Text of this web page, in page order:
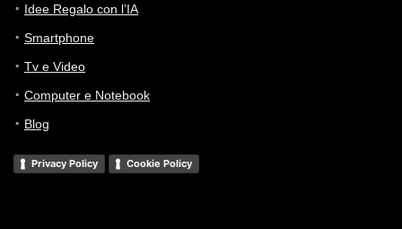
Idee Regalo con l’IA
Smartphone
Tv e Video
Computer e Notebook
Blog
Privacy Policy Cookie Policy